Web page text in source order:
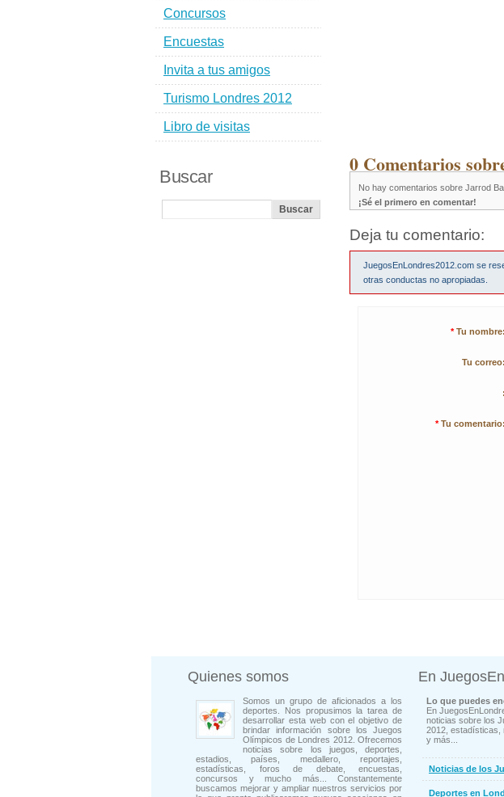
0 Comentarios
No hay comentarios sobre Jarrod
¡Sé el primero en comentar!
Deja tu comentario:
JuegosEnLondres2012.com se
otras conductas no apropiadas.
* Tu nombre:
Tu correo:
:
* Tu comentario:
Concursos
Encuestas
Invita a tus amigos
Turismo Londres 2012
Libro de visitas
Buscar
Quienes somos
Somos un grupo de aficionados a los
deportes. Nos propusimos la tarea de
desarrollar esta web con el objetivo de
brindar información sobre los Juegos
Olímpicos de Londres 2012. Ofrecemos
noticias sobre los juegos, deportes,
estadios, países, medallero, reportajes,
estadísticas, foros de debate, encuestas,
concursos y mucho más... Constantemente
buscamos mejorar y ampliar nuestros servicios por
En
Lo que puedes
En
noticias sobre los
2012, estadísticas,
y más...
Noticias de los
Deportes en